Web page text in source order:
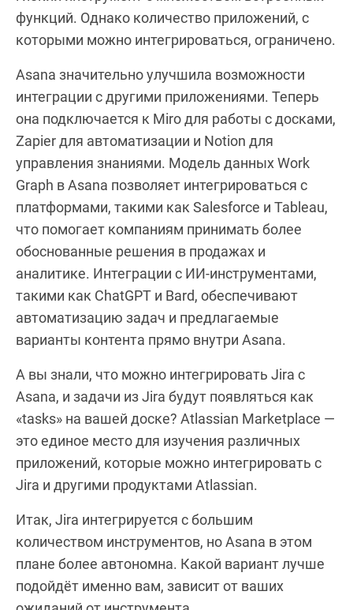
функций. Однако количество приложений, с
которыми можно интегрироваться, ограничено.
Asana значительно улучшила возможности
интеграции с другими приложениями. Теперь
она подключается к Miro для работы с досками,
Zapier для автоматизации и Notion для
управления знаниями. Модель данных Work
Graph в Asana позволяет интегрироваться с
платформами, такими как Salesforce и Tableau,
что помогает компаниям принимать более
обоснованные решения в продажах и
аналитике. Интеграции с ИИ-инструментами,
такими как ChatGPT и Bard, обеспечивают
автоматизацию задач и предлагаемые
варианты контента прямо внутри Asana.
А вы знали, что можно интегрировать Jira с
Asana, и задачи из Jira будут появляться как
«tasks» на вашей доске? Atlassian Marketplace —
это единое место для изучения различных
приложений, которые можно интегрировать с
Jira и другими продуктами Atlassian.
Итак, Jira интегрируется с большим
количеством инструментов, но Asana в этом
плане более автономна. Какой вариант лучше
подойдёт именно вам, зависит от ваших